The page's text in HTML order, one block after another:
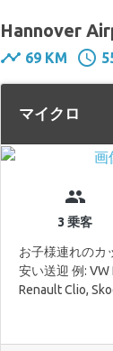
Hannover
timeline 69 KM schedule
マイクロ
group
3 乗客
お子様連れのカ
安い送迎 例: VW
Renault Clio,